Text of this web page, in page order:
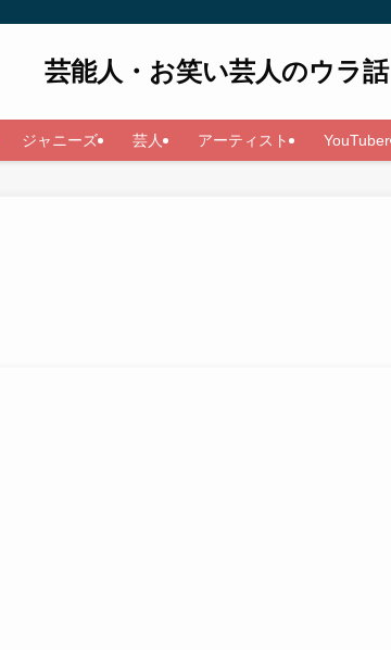
芸能人・お笑い芸人のウラ話
ジャニーズ 芸人 アーティスト YouTuber